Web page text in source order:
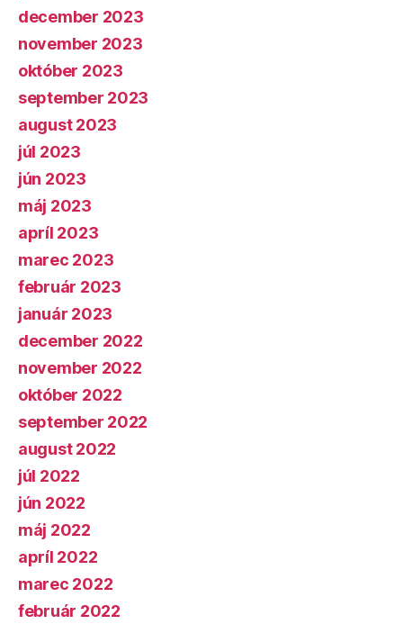
december 2023
november 2023
október 2023
september 2023
august 2023
júl 2023
jún 2023
máj 2023
apríl 2023
marec 2023
február 2023
január 2023
december 2022
november 2022
október 2022
september 2022
august 2022
júl 2022
jún 2022
máj 2022
apríl 2022
marec 2022
február 2022